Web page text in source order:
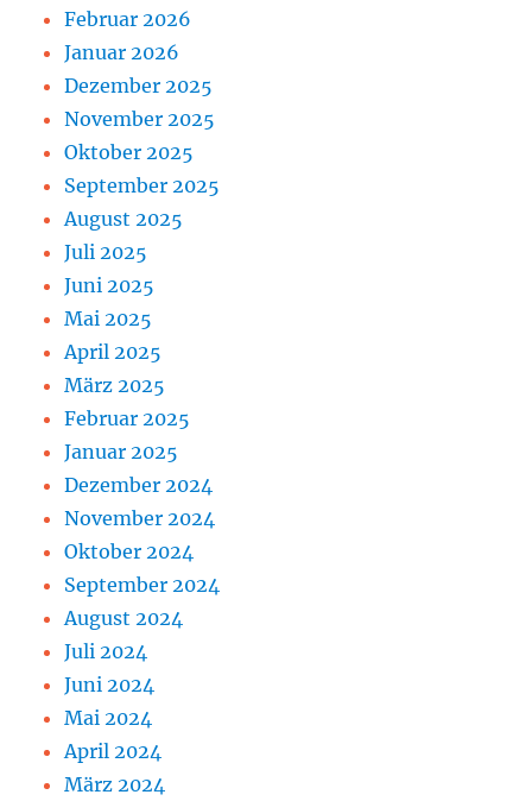
Februar 2026
Januar 2026
Dezember 2025
November 2025
Oktober 2025
September 2025
August 2025
Juli 2025
Juni 2025
Mai 2025
April 2025
März 2025
Februar 2025
Januar 2025
Dezember 2024
November 2024
Oktober 2024
September 2024
August 2024
Juli 2024
Juni 2024
Mai 2024
April 2024
März 2024